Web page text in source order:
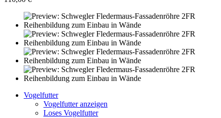
Vogelfutter
Vogelfutter anzeigen
Loses Vogelfutter